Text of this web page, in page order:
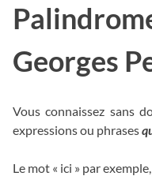
Georges
Vous connaissez sans
expressions ou phrases
Le mot « ici » par